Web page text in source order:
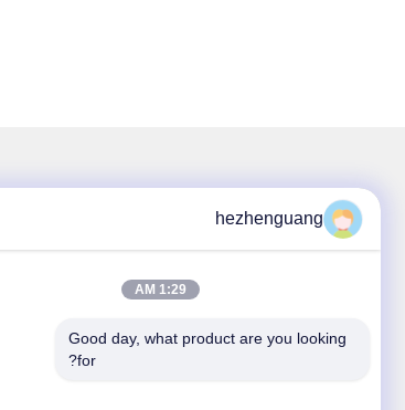
رابط سريع
المنتجات
hezhenguang
1:29 AM
Good day, what product are you looking
for?